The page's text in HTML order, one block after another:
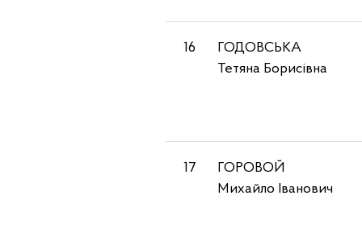
16
ГОДОВСЬКА
Тетяна Борисівна
17
ГОРОВОЙ
Михайло Іванович